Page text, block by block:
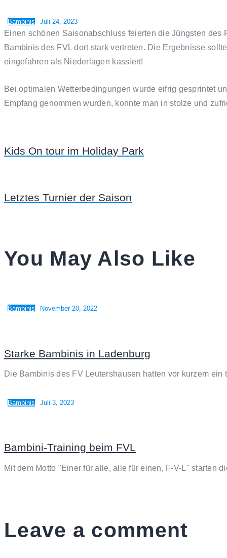
Bambinis Juli 24, 2023
Einen schönen Saisonabschluss feierten die Jüngsten
Bambinis des FVL dort stark vertreten. Die Ergebnisse
eingefahren als Niederlagen kassiert!
Bei optimalen Wetterbedingungen wurde eifrig gesprintet
Empfang genommen wurden, konnte man in stolze und
Kids On tour im Holiday Park
Letztes Turnier der Saison
You May Also Like
Bambinis November 20, 2022
Starke Bambinis in Ladenburg
Die Bambinis des FV Leutershausen hatten vor kurzem
Bambinis Juli 3, 2023
Bambini-Training beim FVL
Mit dem Motto "Einer für alle, alle für einen, F-V-L" starten
Leave a comment